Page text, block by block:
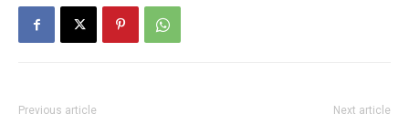
Previous article Next article